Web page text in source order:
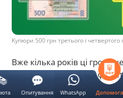
Купюри 500 грн третього і
Вже кілька років ці гроші
банків, завдяки чому
повертають їх в обіг, а
Допомога
Опитування WhatsApp